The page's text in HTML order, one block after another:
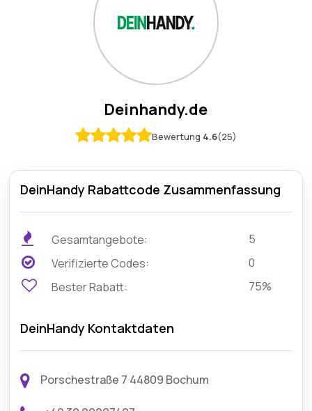
Deinhandy.de
Bewertung 4.6(25)
DeinHandy Rabattcode Zusammenfassung
Gesamtangebote:
5
Verifizierte Codes:
0
Bester Rabatt:
75%
DeinHandy Kontaktdaten
Porschestraße 7 44809 Bochum